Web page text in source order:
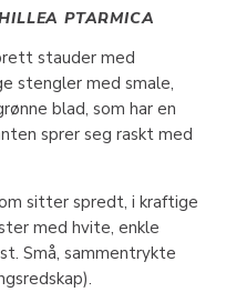
PTARMICA
stauder med
stengler med smale,
blad, som har en
sprer seg raskt med
sitter spredt, i kraftige
med hvite, enkle
Små, sammentrykte